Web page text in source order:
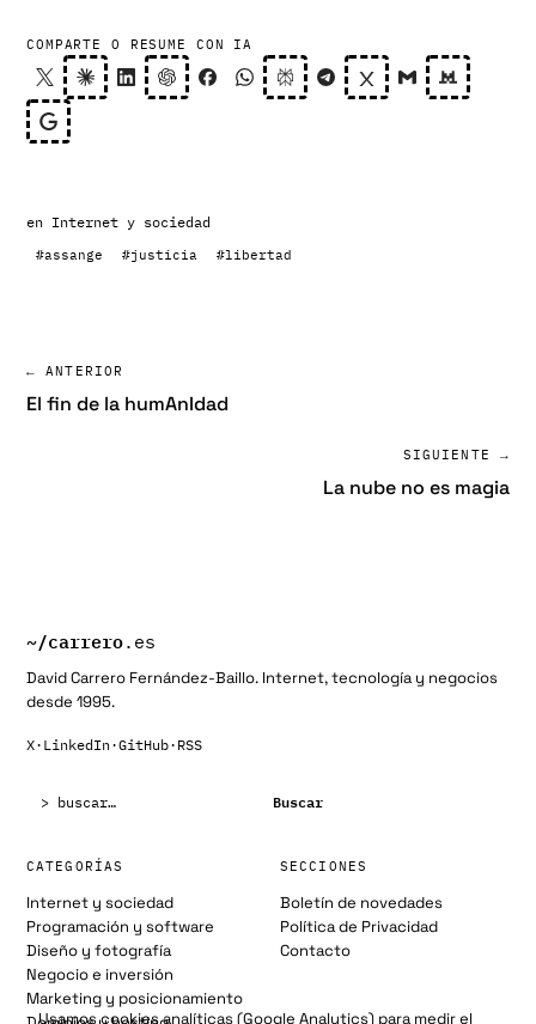
COMPARTE O RESUME CON IA
en Internet y sociedad
#assange #justicia #libertad
← ANTERIOR
El fin de la humAnIdad
SIGUIENTE →
La nube no es magia
~/carrero.es
David Carrero Fernández-Baillo. Internet, tecnología y negocios
desde 1995.
X· LinkedIn·GitHub· RSS
Buscar
CATEGORÍAS
Internet y sociedad
Programación y software
Diseño y fotografía
Negocio e inversión
Marketing y posicionamiento
SECCIONES
Boletín de novedades
Política de Privacidad
Contacto
Usamos cookies analíticas (Google Analytics) para medir el